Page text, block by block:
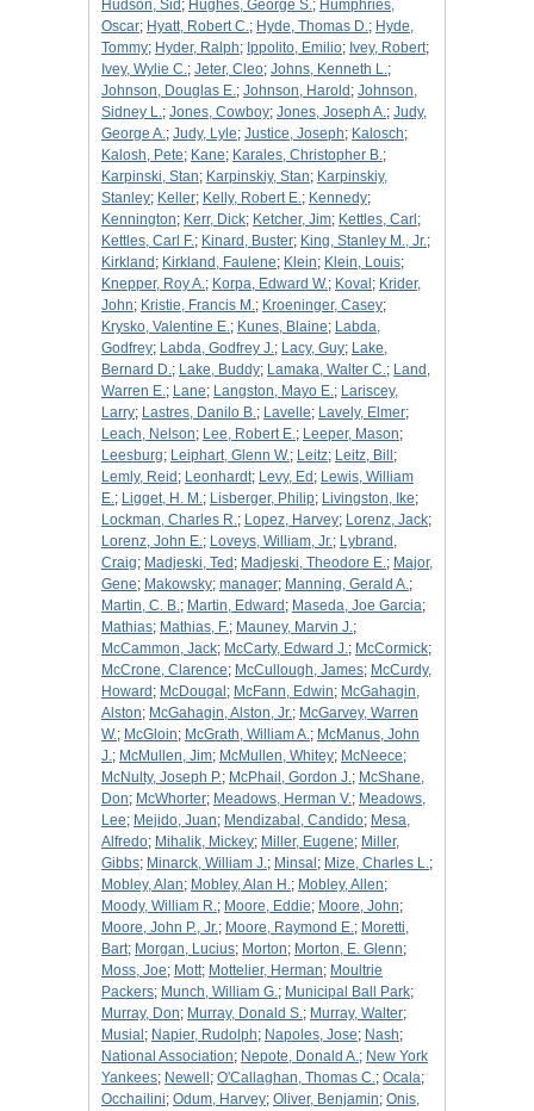
Hudson, Sid ; Hughes, George S.; Humphries,
Oscar; Hyatt, Robert C.; Hyde, Thomas D.; Hyde,
Tommy; Hyder, Ralph; Ippolito, Emilio; Ivey, Robert;
Ivey, Wylie C.; Jeter, Cleo; Johns, Kenneth L.;
Johnson, Douglas E.; Johnson, Harold ; Johnson,
Sidney L.; Jones, Cowboy; Jones, Joseph A.; Judy,
George A.; Judy, Lyle; Justice, Joseph; Kalosch;
Kalosh, Pete; Kane; Karales, Christopher B.;
Karpinski, Stan; Karpinskiy, Stan; Karpinskiy,
Stanley; Keller; Kelly, Robert E.; Kennedy;
Kennington; Kerr, Dick; Ketcher, Jim; Kettles, Carl ;
Kettles, Carl F.; Kinard, Buster; King, Stanley M., Jr.;
Kirkland ; Kirkland, Faulene; Klein; Klein, Louis;
Knepper, Roy A.; Korpa, Edward W.; Koval ; Krider,
John; Kristie, Francis M.; Kroeninger, Casey;
Krysko, Valentine E.; Kunes, Blaine; Labda,
Godfrey; Labda, Godfrey J.; Lacy, Guy; Lake,
Bernard D.; Lake, Buddy; Lamaka, Walter C.; Land,
Warren E.; Lane; Langston, Mayo E.; Lariscey,
Larry; Lastres, Danilo B.; Lavelle; Lavely, Elmer;
Leach, Nelson; Lee, Robert E.; Leeper, Mason;
Leesburg; Leiphart, Glenn W.; Leitz; Leitz, Bill ;
Lemly, Reid ; Leonhardt; Levy, Ed ; Lewis, William
E.; Ligget, H. M.; Lisberger, Philip; Livingston, Ike;
Lockman, Charles R.; Lopez, Harvey; Lorenz, Jack;
Lorenz, John E.; Loveys, William, Jr.; Lybrand,
Craig; Madjeski, Ted ; Madjeski, Theodore E.; Major,
Gene; Makowsky; manager; Manning, Gerald A.;
Martin, C. B.; Martin, Edward ; Maseda, Joe Garcia;
Mathias; Mathias, F.; Mauney, Marvin J.;
McCammon, Jack; McCarty, Edward J.; McCormick;
McCrone, Clarence; McCullough, James; McCurdy,
Howard ; McDougal ; McFann, Edwin; McGahagin,
Alston; McGahagin, Alston, Jr.; McGarvey, Warren
W.; McGloin; McGrath, William A.; McManus, John
J.; McMullen, Jim; McMullen, Whitey; McNeece;
McNulty, Joseph P.; McPhail, Gordon J.; McShane,
Don; McWhorter; Meadows, Herman V.; Meadows,
Lee; Mejido, Juan; Mendizabal, Candido; Mesa,
Alfredo; Mihalik, Mickey; Miller, Eugene; Miller,
Gibbs; Minarck, William J.; Minsal ; Mize, Charles L.;
Mobley, Alan; Mobley, Alan H.; Mobley, Allen;
Moody, William R.; Moore, Eddie; Moore, John;
Moore, John P., Jr.; Moore, Raymond E.; Moretti,
Bart; Morgan, Lucius; Morton; Morton, E. Glenn;
Moss, Joe; Mott; Mottelier, Herman; Moultrie
Packers; Munch, William G.; Municipal Ball Park;
Murray, Don; Murray, Donald S.; Murray, Walter;
Musial ; Napier, Rudolph; Napoles, Jose; Nash;
National Association; Nepote, Donald A.; New York
Yankees; Newell ; O'Callaghan, Thomas C.; Ocala;
Occhailini; Odum, Harvey; Oliver, Benjamin; Onis,